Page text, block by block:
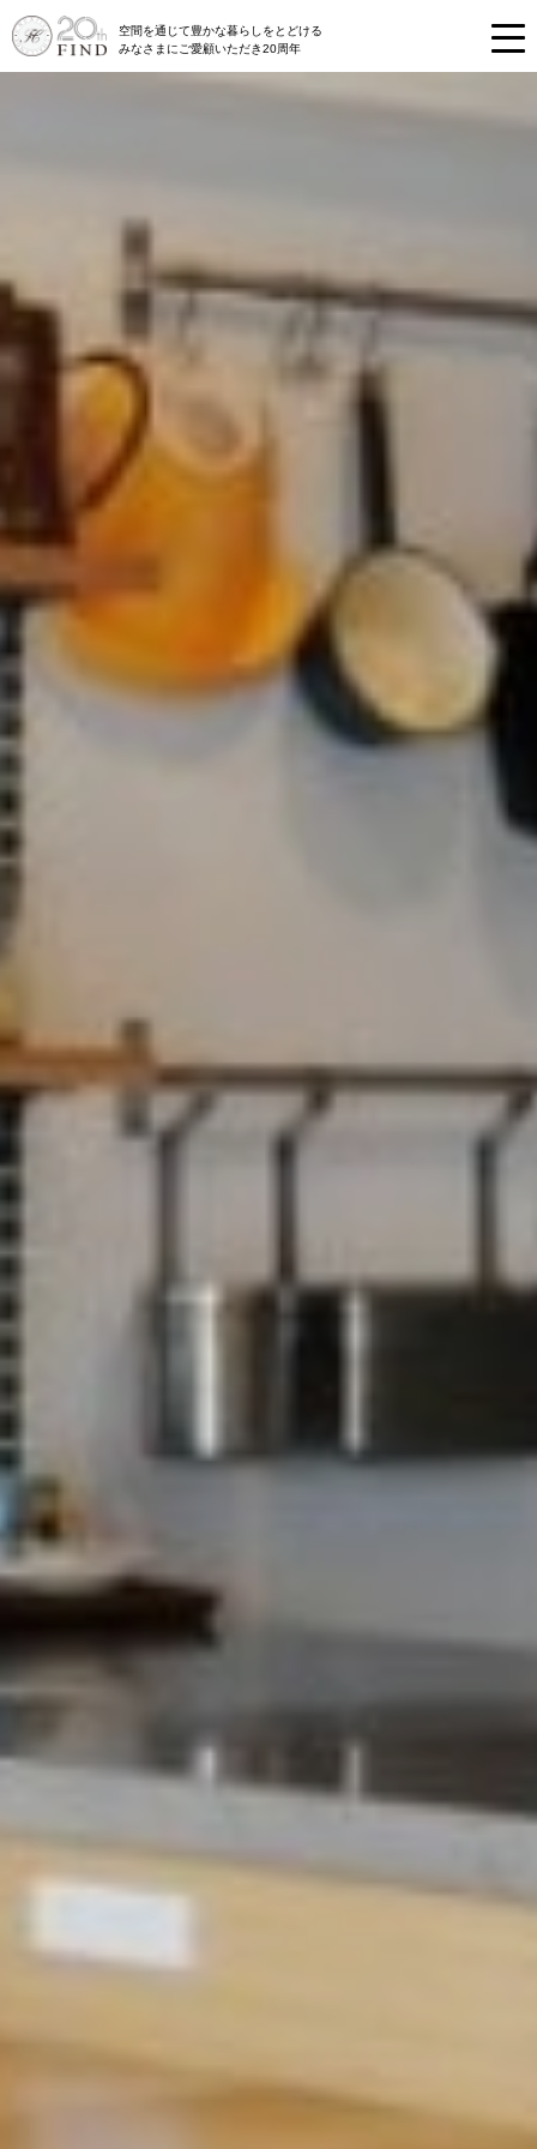
空間を通じて豊かな暮らしをとどける
みなさまにご愛顧いただき20周年